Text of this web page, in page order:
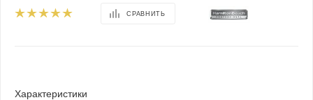
СРАВНИТЬ
Характеристики